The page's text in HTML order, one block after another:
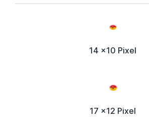
14 x10 Pixel
17 x12 Pixel